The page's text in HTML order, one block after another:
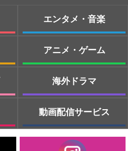
エンタメ・音楽
アニメ・ゲーム
海外ドラマ
動画配信サービス